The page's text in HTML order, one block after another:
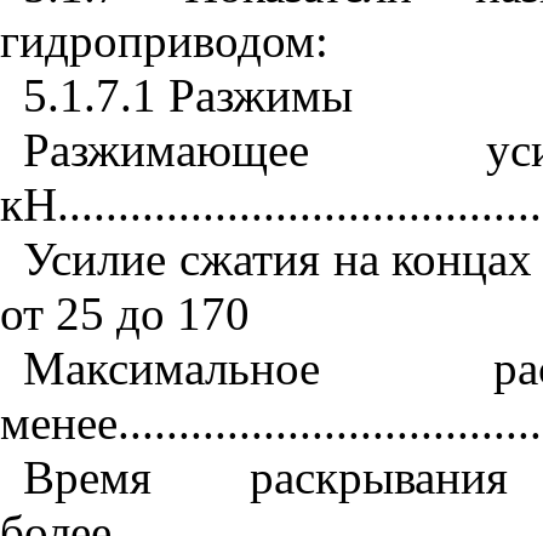
гидроприводом:
5.1.7.1 Разжимы
Разжимающее
кН
Усилие сжатия на
от 25 до 170
менее
Время